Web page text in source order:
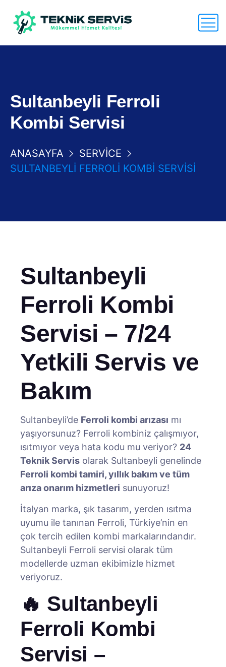
Sultanbeyli Ferroli
Kombi Servisi
ANASAYFA
SERVICE
SULTANBEYLI FERROLI KOMBI SERVISI
Sultanbeyli
Ferroli Kombi
Servisi – 7/24
Yetkili Servis ve
Bakım
Sultanbeyli’de Ferroli kombi arızası mı
yaşıyorsunuz? Ferroli kombiniz çalışmıyor,
ısıtmıyor veya hata kodu mu veriyor? 24
Teknik Servis olarak Sultanbeyli genelinde
Ferroli kombi tamiri, yıllık bakım ve tüm
arıza onarım hizmetleri sunuyoruz!
İtalyan marka, şık tasarım, yerden ısıtma
uyumu ile tanınan Ferroli, Türkiye’nin en
çok tercih edilen kombi markalarındandır.
Sultanbeyli Ferroli servisi olarak tüm
modellerde uzman ekibimizle hizmet
veriyoruz.
🔥 Sultanbeyli
Ferroli Kombi
Servisi –